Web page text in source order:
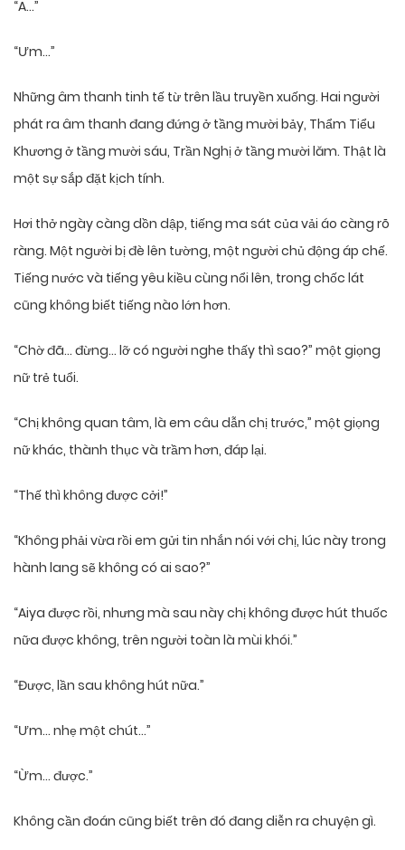
“A…”
“Ưm…”
Những âm thanh tinh tế từ trên lầu truyền xuống. Hai người
phát ra âm thanh đang đứng ở tầng mười bảy, Thẩm Tiểu
Khương ở tầng mười sáu, Trần Nghị ở tầng mười lăm. Thật là
một sự sắp đặt kịch tính.
Hơi thở ngày càng dồn dập, tiếng ma sát của vải áo càng rõ
ràng. Một người bị đè lên tường, một người chủ động áp chế.
Tiếng nước và tiếng yêu kiều cùng nổi lên, trong chốc lát
cũng không biết tiếng nào lớn hơn.
“Chờ đã… đừng… lỡ có người nghe thấy thì sao?” một giọng
nữ trẻ tuổi.
“Chị không quan tâm, là em câu dẫn chị trước,” một giọng
nữ khác, thành thục và trầm hơn, đáp lại.
“Thế thì không được cởi!”
“Không phải vừa rồi em gửi tin nhắn nói với chị, lúc này trong
hành lang sẽ không có ai sao?”
“Aiya được rồi, nhưng mà sau này chị không được hút thuốc
nữa được không, trên người toàn là mùi khói.”
“Được, lần sau không hút nữa.”
“Ưm… nhẹ một chút…”
“Ừm… được.”
Không cần đoán cũng biết trên đó đang diễn ra chuyện gì.